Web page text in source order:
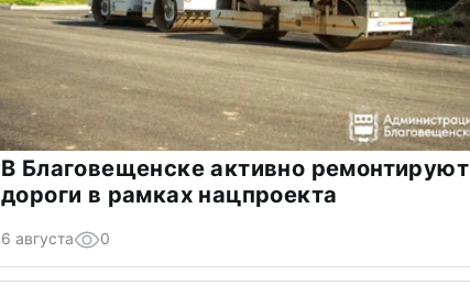
В Благовещенске активно ремонтируют
дороги в рамках нацпроекта
6 августа 0